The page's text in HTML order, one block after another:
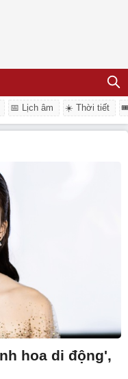
📅 Lịch âm ☀️ Thời tiết
hoa di động',